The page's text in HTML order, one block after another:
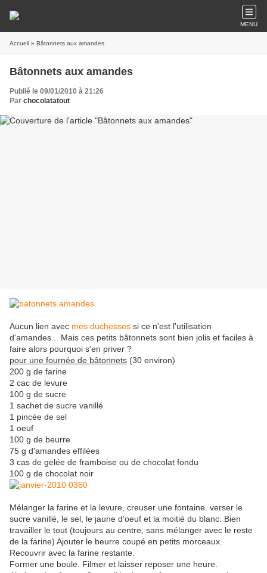
MENU
Accueil » Bâtonnets aux amandes
Bâtonnets aux amandes
Publié le 09/01/2010 à 21:26
Par chocolatatout
Aucun lien avec mes duchesses si ce n'est l'utilisation
d'amandes... Mais ces petits bâtonnets sont bien jolis et faciles à
faire alors pourquoi s'en priver ?
pour une fournée de bâtonnets (30 environ)
200 g de farine
2 cac de levure
100 g de sucre
1 sachet de sucre vanillé
1 pincée de sel
1 oeuf
100 g de beurre
75 g d'amandes effilées
3 cas de gelée de framboise ou de chocolat fondu
100 g de chocolat noir
Mélanger la farine et la levure, creuser une fontaine. verser le
sucre vanillé, le sel, le jaune d'oeuf et la moitié du blanc. Bien
travailler le tout (toujours au centre, sans mélanger avec le reste
de la farine) Ajouter le beurre coupé en petits morceaux.
Recouvrir avec la farine restante.
Former une boule. Filmer et laisser reposer une heure.